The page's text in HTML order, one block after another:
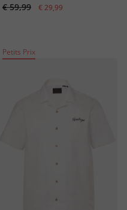
cubain, coupe Cuba-Fit «
€ 59,99 € 29,99
Petits Prix